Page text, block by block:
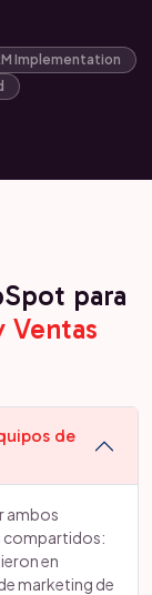
Implementation
para
Ventas
de
ambos
compartidos:
en
marketing de